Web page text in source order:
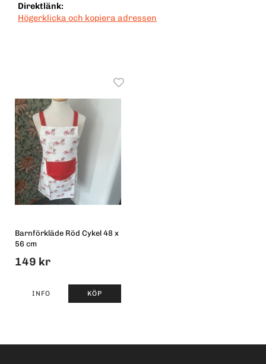
Direktlänk:
Högerklicka och kopiera adressen
Barnförkläde Röd Cykel 48 x
56 cm
149 kr
INFO KÖP